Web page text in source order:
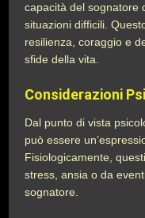
capacità del sognatore
situazioni difficili.
resilienza, coraggio e
sfide della vita.
Considerazioni
Dal punto di vista
può essere
Fisiologicamente,
stress, ansia o da
sognatore.